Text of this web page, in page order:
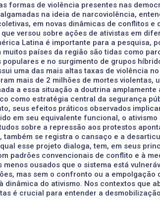
formas de violência presentes nas
na ideia de narcoviolência,
em novas dinâmicas de conflitos
versou sobre ações de ativistas em
Latina é importante para a pesquisa,
países da região são tidas como
e no surgimento de grupos
uma das mais altas taxas de violência
mais de 2 milhões de mortes
a essa situação a doutrina
como estratégia central da segurança
seus efeitos práticos observados
em seu equivalente funcional, o
sobre a repressão aos protestos
se registra o cansaço e a
esse projeto dialoga, tem, em seus
padrões convencionais de conflito e à
ousados que o sistema está
mas sem o confronto ou a
do ativismo. Nos contextos que
é crucial para entender a